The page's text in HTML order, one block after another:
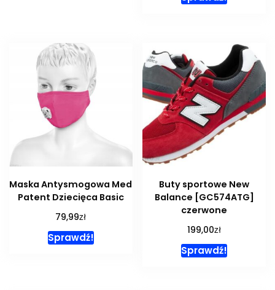
Maska Antysmogowa Med
Patent Dziecięca Basic
79,99zł
Sprawdź!
Buty sportowe New
Balance [GC574ATG]
czerwone
199,00zł
Sprawdź!